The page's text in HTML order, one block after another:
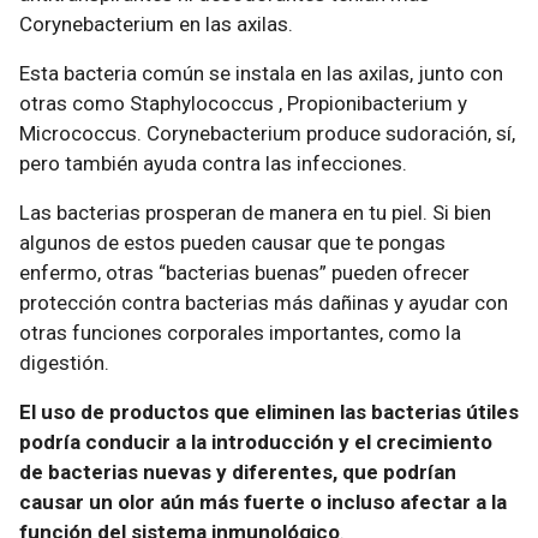
Corynebacterium en las axilas.
Esta bacteria común se instala en las axilas, junto con
otras como Staphylococcus , Propionibacterium y
Micrococcus. Corynebacterium produce sudoración, sí,
pero también ayuda contra las infecciones.
Las bacterias prosperan de manera en tu piel. Si bien
algunos de estos pueden causar que te pongas
enfermo, otras “bacterias buenas” pueden ofrecer
protección contra bacterias más dañinas y ayudar con
otras funciones corporales importantes, como la
digestión.
El uso de productos que eliminen las bacterias útiles
podría conducir a la introducción y el crecimiento
de bacterias nuevas y diferentes, que podrían
causar un olor aún más fuerte o incluso afectar a la
función del sistema inmunológico.